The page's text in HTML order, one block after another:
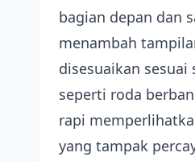
bagian depan dan
menambah
disesuaikan
seperti roda
rapi
yang tampak